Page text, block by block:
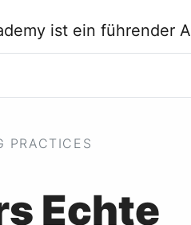
PRACTICES
Echte